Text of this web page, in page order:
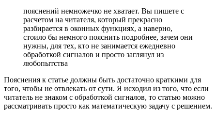
пояснений немножечко не хватает. Вы пишете с
расчетом на читателя, который прекрасно
разбирается в оконных функциях, а наверно,
стоило бы немного пояснить подробнее, зачем они
нужны, для тех, кто не занимается ежедневно
обработкой сигналов и просто заглянул из
любопытства
Пояснения к статье должны быть достаточно краткими для
того, чтобы не отвлекать от сути. Я исходил из того, что если
читатель не знаком с обработкой сигналов, то статью можно
рассматривать просто как математическую задачу с решением.